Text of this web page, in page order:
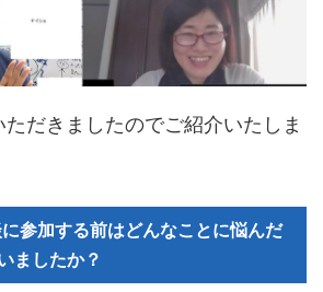
だきましたのでご紹介いたしま
参加する前はどんなことに悩んだ
ましたか？